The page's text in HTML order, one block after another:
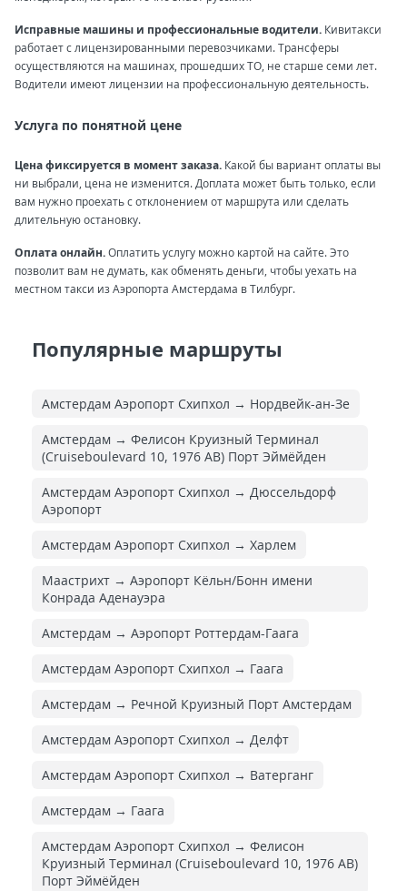
Исправные машины и профессиональные водители. Кивитакси
работает с лицензированными перевозчиками. Трансферы
осуществляются на машинах, прошедших ТО, не старше семи лет.
Водители имеют лицензии на профессиональную деятельность.
Услуга по понятной цене
Цена фиксируется в момент заказа. Какой бы вариант оплаты вы
ни выбрали, цена не изменится. Доплата может быть только, если
вам нужно проехать с отклонением от маршрута или сделать
длительную остановку.
Оплата онлайн.Оплатить услугу можно картой на сайте. Это
позволит вам не думать, как обменять деньги, чтобы уехать на
местном такси из Аэропорта Амстердама в Тилбург.
Популярные маршруты
Амстердам Аэропорт Схипхол → Нордвейк-ан-Зе
Амстердам → Фелисон Круизный Терминал
(Cruiseboulevard 10, 1976 AB) Порт Эймёйден
Амстердам Аэропорт Схипхол → Дюссельдорф
Аэропорт
Амстердам Аэропорт Схипхол → Харлем
Маастрихт → Аэропорт Кёльн/Бонн имени
Конрада Аденауэра
Амстердам → Аэропорт Роттердам-Гаага
Амстердам Аэропорт Схипхол → Гаага
Амстердам → Речной Круизный Порт Амстердам
Амстердам Аэропорт Схипхол → Делфт
Амстердам Аэропорт Схипхол → Ватерганг
Амстердам → Гаага
Амстердам Аэропорт Схипхол → Фелисон
Круизный Терминал (Cruiseboulevard 10, 1976 AB)
Порт Эймёйден